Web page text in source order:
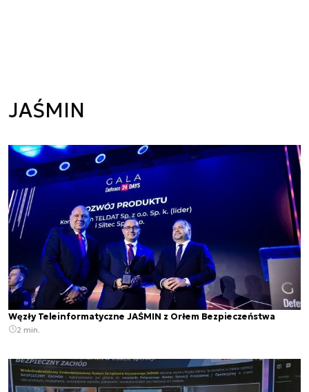
JAŚMIN
Węzły Teleinformatyczne JAŚMIN z Orłem Bezpieczeństwa
2 min.